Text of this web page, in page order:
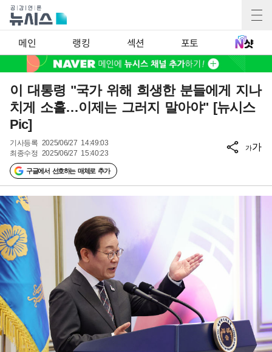
메인 랭킹 섹션 포토
이 대통령 "국가 위해 희생한 분들에게 지나
치게 소홀…이제는 그러지 말아야" [뉴시스
Pic]
기사등록 2025/06/27 14:49:03
최종수정 2025/06/27 15:40:23
구글에서 선호하는 매체로 추가
가가